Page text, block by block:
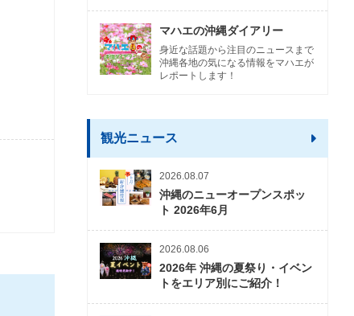
マハエの沖縄ダイアリー
身近な話題から注目のニュースまで
沖縄各地の気になる情報をマハエが
レポートします！
観光ニュース
2026.08.07
沖縄のニューオープンスポッ
ト 2026年6月
2026.08.06
2026年 沖縄の夏祭り・イベン
トをエリア別にご紹介！